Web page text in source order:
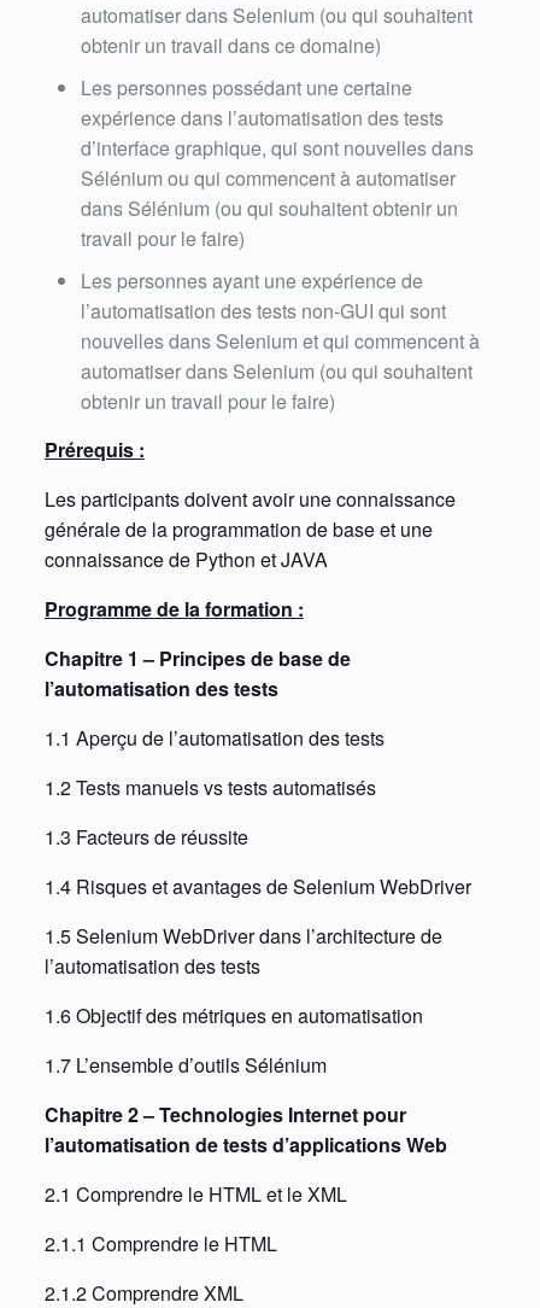
automatiser dans Selenium (ou qui souhaitent
obtenir un travail dans ce domaine)
Les personnes possédant une certaine
expérience dans l’automatisation des tests
d’interface graphique, qui sont nouvelles dans
Sélénium ou qui commencent à automatiser
dans Sélénium (ou qui souhaitent obtenir un
travail pour le faire)
Les personnes ayant une expérience de
l’automatisation des tests non-GUI qui sont
nouvelles dans Selenium et qui commencent à
automatiser dans Selenium (ou qui souhaitent
obtenir un travail pour le faire)
Prérequis :
Les participants doivent avoir une connaissance
générale de la programmation de base et une
connaissance de Python et JAVA
Programme de la formation :
Chapitre 1 – Principes de base de
l’automatisation des tests
1.1 Aperçu de l’automatisation des tests
1.2 Tests manuels vs tests automatisés
1.3 Facteurs de réussite
1.4 Risques et avantages de Selenium WebDriver
1.5 Selenium WebDriver dans l’architecture de
l’automatisation des tests
1.6 Objectif des métriques en automatisation
1.7 L’ensemble d’outils Sélénium
Chapitre 2 – Technologies Internet pour
l’automatisation de tests d’applications Web
2.1 Comprendre le HTML et le XML
2.1.1 Comprendre le HTML
2.1.2 Comprendre XML